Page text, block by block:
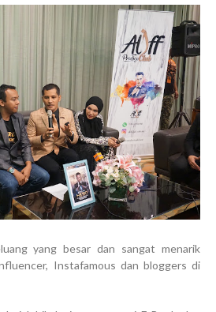
yang besar dan sangat menarik
Instafamous dan bloggers di